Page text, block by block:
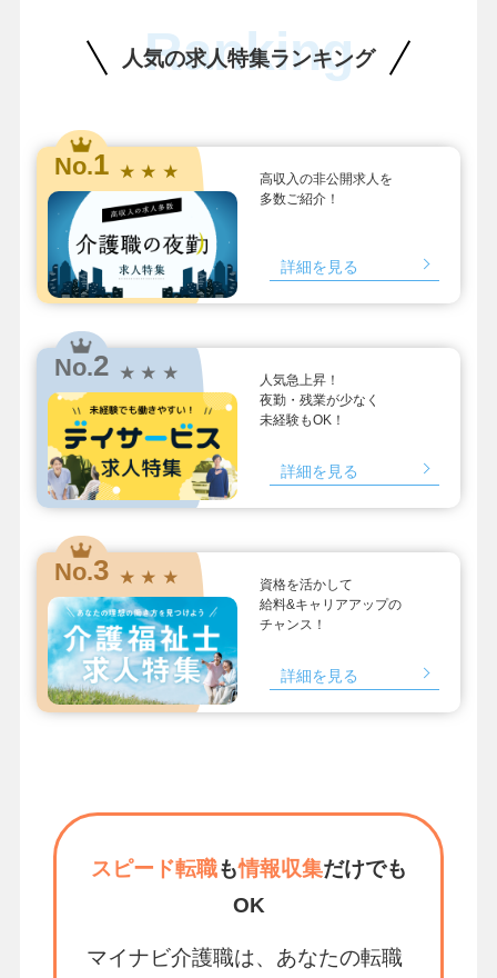
人気の求人特集ランキング
Ranking
No.1 ★ ★ ★
高収入の非公開求人を
多数ご紹介！
詳細を見る
No.2 ★ ★ ★
人気急上昇！
夜勤・残業が少なく
未経験もOK！
詳細を見る
No.3 ★ ★ ★
資格を活かして
給料&キャリアアップの
チャンス！
詳細を見る
スピード転職も情報収集だけでも
OK
マイナビ介護職は、あなたの転職